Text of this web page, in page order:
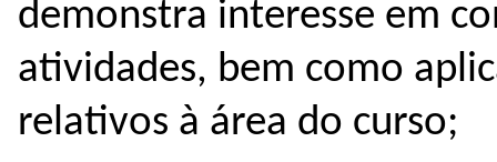
demonstra interesse em
atividades, bem como
relativos à área do curso;